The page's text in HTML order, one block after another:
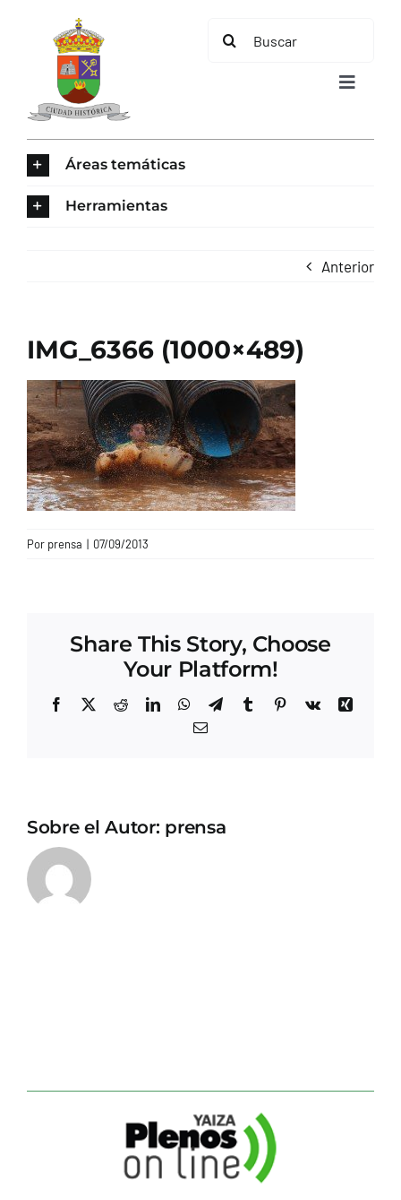
contenido
Buscar:
Toggle
CONTACTO
Áreas temáticas
Herramientas
Anterior
IMG_6366 (1000×489)
Por prensa | 07/09/2013
Share This Story, Choose
Your Platform!
Facebook
X RedditLinkedInWhatsApp
TelegramTumblrPinterest
Vk
Xing
Correo
Sobre el Autor: prensa